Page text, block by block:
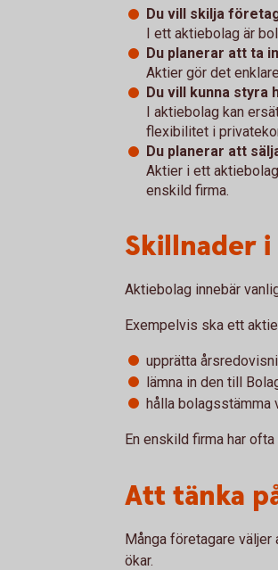
Du vill skilja
I ett aktiebolag är
Du planerar att ta
Aktier gör det
Du vill kunna
I aktiebolag kan
flexibilitet i
Du planerar att
Aktier i ett
enskild firma.
Skillnader
Aktiebolag innebär
Exempelvis ska ett
upprätta
lämna in den till
hålla bolagsstämma
En enskild firma har
Att tänka
Många företagare
ökar.